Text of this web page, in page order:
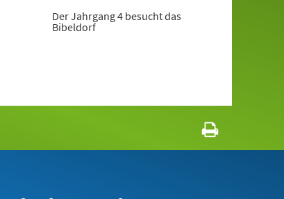
Der Jahrgang 4 besucht das
Bibeldorf